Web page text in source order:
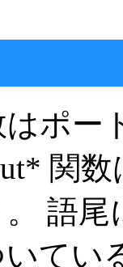
ポー
関
語
いて